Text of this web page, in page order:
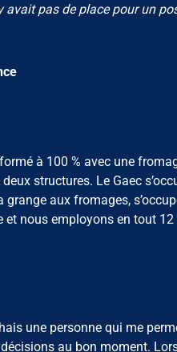
avait pas de place pour un
à 100 % avec une
structures. Le Gaec
aux fromages,
et nous employons en tout 12
une personne qui me
au bon moment.